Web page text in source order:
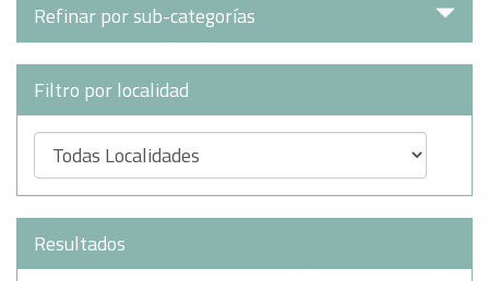
Refinar por sub-categorías
Filtro por localidad
Resultados